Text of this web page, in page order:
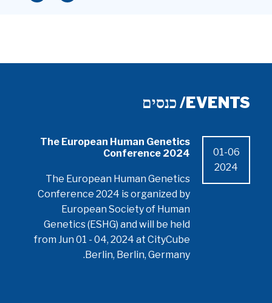
EVENTS/ כנסים
01-06
2024
The European Human Genetics
Conference 2024
The European Human Genetics
Conference 2024 is organized by
European Society of Human
Genetics (ESHG) and will be held
from Jun 01 - 04, 2024 at CityCube
Berlin, Berlin, Germany.